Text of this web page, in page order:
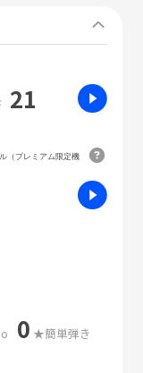
21
（プレミアム限定機
0 ★簡単弾き